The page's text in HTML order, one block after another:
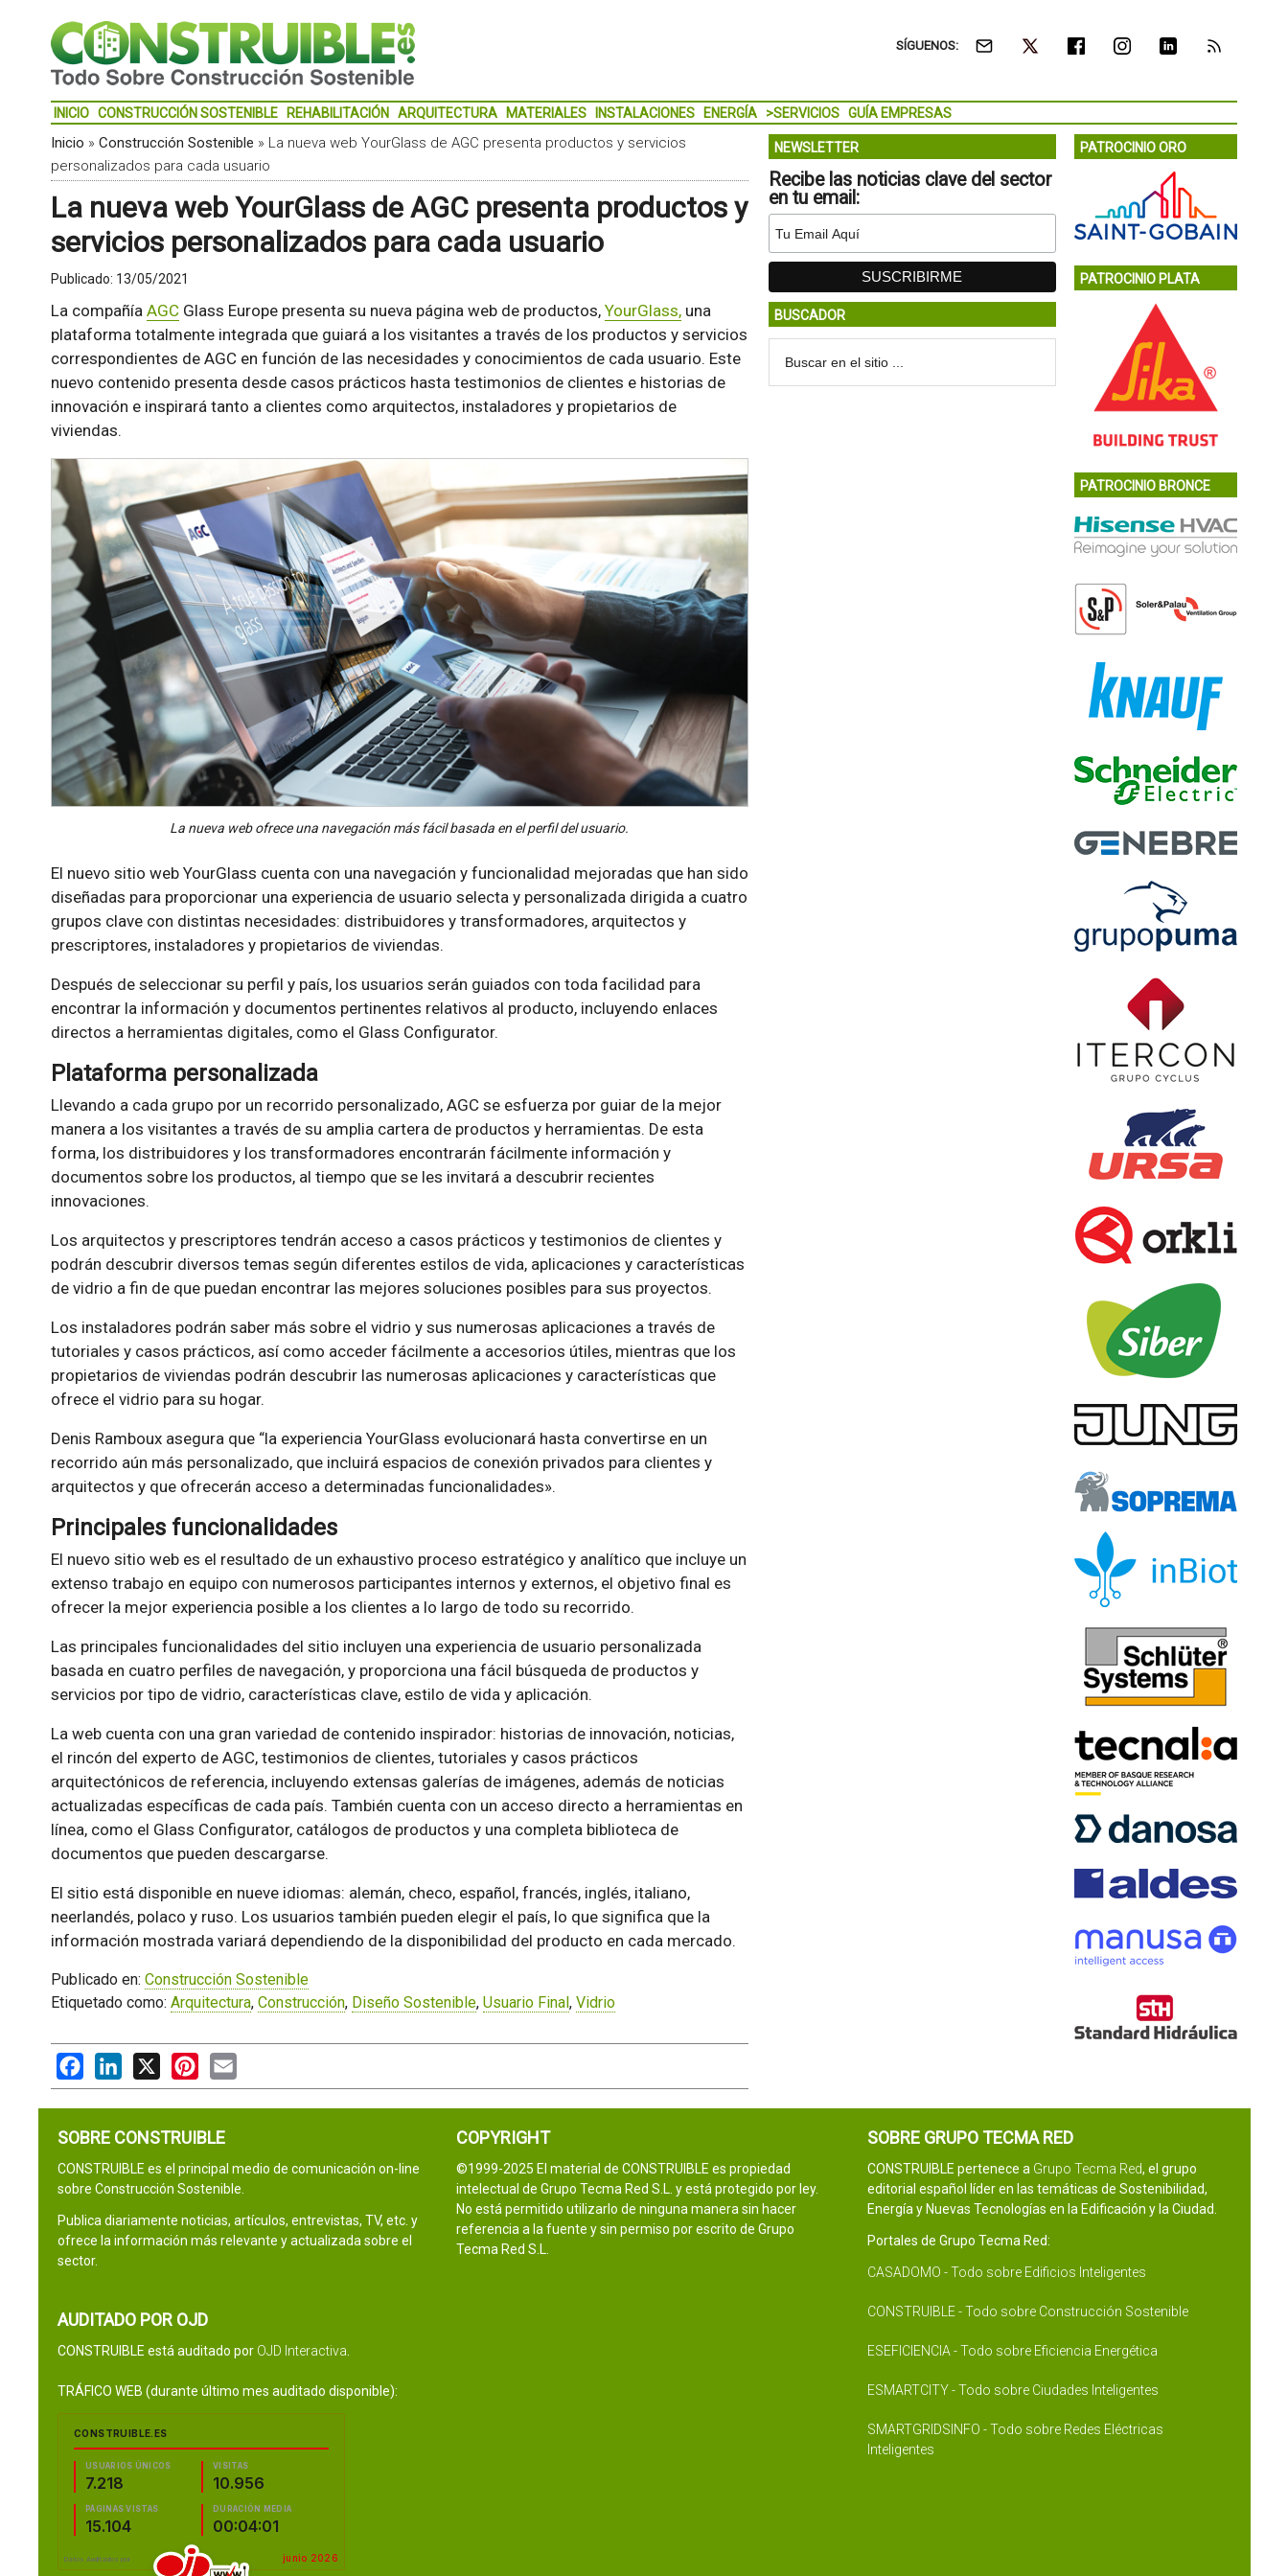
SÍGUENOS:
INICIO CONSTRUCCIÓN SOSTENIBLE REHABILITACIÓN ARQUITECTURA MATERIALES INSTALACIONES ENERGÍA >SERVICIOS GUÍA EMPRESAS
Inicio » Construcción Sostenible » La nueva web YourGlass de AGC presenta productos y servicios
personalizados para cada usuario
La nueva web YourGlass de AGC presenta productos y
servicios personalizados para cada usuario
Publicado: 13/05/2021
La compañía AGCGlass Europe presenta su nueva página web de productos, YourGlass,una
plataforma totalmente integrada que guiará a los visitantes a través de los productos y servicios
correspondientes de AGC en función de las necesidades y conocimientos de cada usuario. Este
nuevo contenido presenta desde casos prácticos hasta testimonios de clientes e historias de
innovación e inspirará tanto a clientes como arquitectos, instaladores y propietarios de
viviendas.
La nueva web ofrece una navegación más fácil basada en el perfil del usuario.
El nuevo sitio web YourGlass cuenta con una navegación y funcionalidad mejoradas que han sido
diseñadas para proporcionar una experiencia de usuario selecta y personalizada dirigida a cuatro
grupos clave con distintas necesidades: distribuidores y transformadores, arquitectos y
prescriptores, instaladores y propietarios de viviendas.
Después de seleccionar su perfil y país, los usuarios serán guiados con toda facilidad para
encontrar la información y documentos pertinentes relativos al producto, incluyendo enlaces
directos a herramientas digitales, como el Glass Configurator.
Plataforma personalizada
Llevando a cada grupo por un recorrido personalizado, AGC se esfuerza por guiar de la mejor
manera a los visitantes a través de su amplia cartera de productos y herramientas. De esta
forma, los distribuidores y los transformadores encontrarán fácilmente información y
documentos sobre los productos, al tiempo que se les invitará a descubrir recientes
innovaciones.
Los arquitectos y prescriptores tendrán acceso a casos prácticos y testimonios de clientes y
podrán descubrir diversos temas según diferentes estilos de vida, aplicaciones y características
de vidrio a fin de que puedan encontrar las mejores soluciones posibles para sus proyectos.
Los instaladores podrán saber más sobre el vidrio y sus numerosas aplicaciones a través de
tutoriales y casos prácticos, así como acceder fácilmente a accesorios útiles, mientras que los
propietarios de viviendas podrán descubrir las numerosas aplicaciones y características que
ofrece el vidrio para su hogar.
Denis Ramboux asegura que “la experiencia YourGlass evolucionará hasta convertirse en un
recorrido aún más personalizado, que incluirá espacios de conexión privados para clientes y
arquitectos y que ofrecerán acceso a determinadas funcionalidades».
Principales funcionalidades
El nuevo sitio web es el resultado de un exhaustivo proceso estratégico y analítico que incluye un
extenso trabajo en equipo con numerosos participantes internos y externos, el objetivo final es
ofrecer la mejor experiencia posible a los clientes a lo largo de todo su recorrido.
Las principales funcionalidades del sitio incluyen una experiencia de usuario personalizada
basada en cuatro perfiles de navegación, y proporciona una fácil búsqueda de productos y
servicios por tipo de vidrio, características clave, estilo de vida y aplicación.
La web cuenta con una gran variedad de contenido inspirador: historias de innovación, noticias,
el rincón del experto de AGC, testimonios de clientes, tutoriales y casos prácticos
arquitectónicos de referencia, incluyendo extensas galerías de imágenes, además de noticias
actualizadas específicas de cada país. También cuenta con un acceso directo a herramientas en
línea, como el Glass Configurator, catálogos de productos y una completa biblioteca de
documentos que pueden descargarse.
El sitio está disponible en nueve idiomas: alemán, checo, español, francés, inglés, italiano,
neerlandés, polaco y ruso. Los usuarios también pueden elegir el país, lo que significa que la
información mostrada variará dependiendo de la disponibilidad del producto en cada mercado.
Publicado en: Construcción Sostenible
Etiquetado como: Arquitectura, Construcción, Diseño Sostenible, Usuario Final, Vidrio
FacebookLinkedIn
X PinterestEmail
NEWSLETTER
Recibe las noticias clave del sector
en tu email:
BUSCADOR
PATROCINIO ORO
PATROCINIO PLATA
PATROCINIO BRONCE
SOBRE CONSTRUIBLE
CONSTRUIBLE es el principal medio de comunicación on-line
sobre Construcción Sostenible.
Publica diariamente noticias, artículos, entrevistas, TV, etc. y
ofrece la información más relevante y actualizada sobre el
sector.
AUDITADO POR OJD
CONSTRUIBLE está auditado por OJD Interactiva
TRÁFICO WEB (durante último mes auditado disponible):
COPYRIGHT
©1999-2025 El material de CONSTRUIBLE es propiedad
intelectual de Grupo Tecma Red S.L. y está protegido por ley.
No está permitido utilizarlo de ninguna manera sin hacer
referencia a la fuente y sin permiso por escrito de Grupo
Tecma Red S.L.
SOBRE GRUPO TECMA RED
CONSTRUIBLE pertenece a Grupo Tecma Red, el grupo
editorial español líder en las temáticas de Sostenibilidad,
Energía y Nuevas Tecnologías en la Edificación y la Ciudad.
Portales de Grupo Tecma Red:
CASADOMO - Todo sobre Edificios Inteligentes
CONSTRUIBLE - Todo sobre Construcción Sostenible
ESEFICIENCIA - Todo sobre Eficiencia Energética
ESMARTCITY - Todo sobre Ciudades Inteligentes
SMARTGRIDSINFO - Todo sobre Redes Eléctricas
Inteligentes